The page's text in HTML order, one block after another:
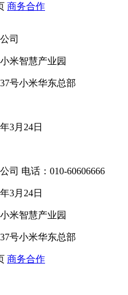
商务合作
司
米智慧产业园
号小米华东总部
3月24日
司 电话：010-60606666
3月24日
米智慧产业园
号小米华东总部
商务合作